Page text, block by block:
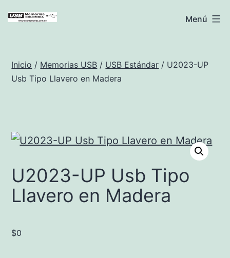
USB
Menú
Inicio / Memorias USB / USB Estándar / U2023-UP
Usb Tipo Llavero en Madera
U2023-UP Usb Tipo
Llavero en Madera
$0